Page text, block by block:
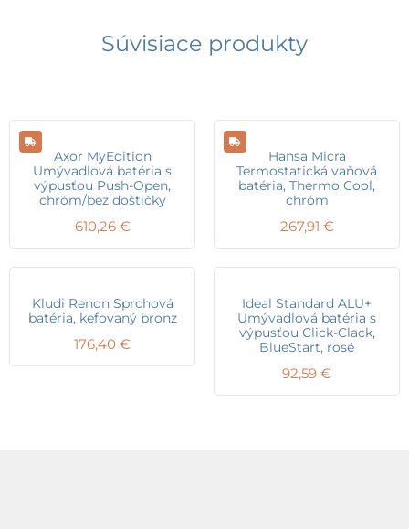
Súvisiace produkty
Axor MyEdition
Umývadlová batéria s
výpusťou Push-Open,
chróm/bez doštičky
610,26 €
Hansa Micra
Termostatická vaňová
batéria, Thermo Cool,
chróm
267,91 €
Kludi Renon Sprchová
batéria, kefovaný bronz
176,40 €
Ideal Standard ALU+
Umývadlová batéria s
výpusťou Click-Clack,
BlueStart, rosé
92,59 €